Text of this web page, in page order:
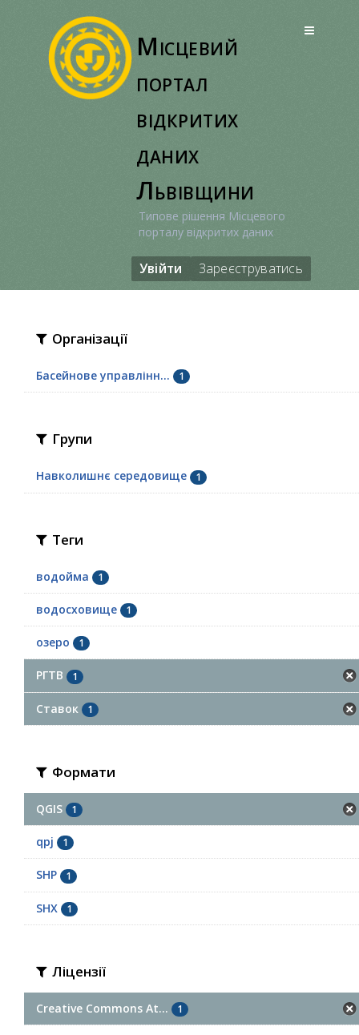
Місцевий
портал
відкритих
даних
Львівщини
Типове рішення Місцевого
порталу відкритих даних
Увійти Зареєструватись
Організації
Басейнове управлінн... 1
Групи
Навколишнє середовище 1
Теги
водойма 1
водосховище 1
озеро 1
РГТВ 1
Ставок 1
Формати
QGIS 1
qpj 1
SHP 1
SHX 1
Ліцензії
Creative Commons At... 1